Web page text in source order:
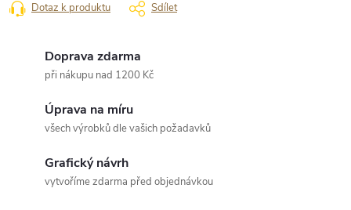
Dotaz k produktu Sdílet
Doprava zdarma
při nákupu nad 1200 Kč
Úprava na míru
všech výrobků dle vašich požadavků
Grafický návrh
vytvoříme zdarma před objednávkou